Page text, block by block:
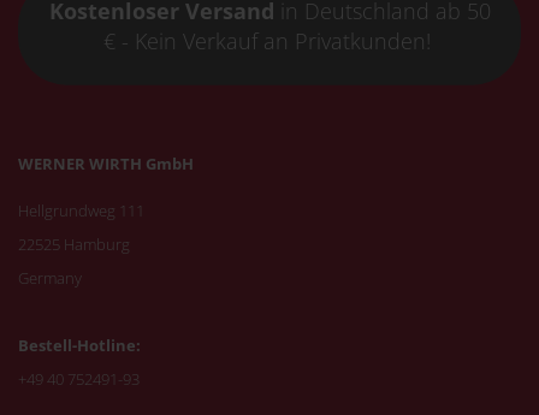
Kostenloser Versand in Deutschland ab 50
€ - Kein Verkauf an Privatkunden!
WERNER WIRTH GmbH
Hellgrundweg 111
22525 Hamburg
Germany
Bestell-Hotline:
+49 40 752491-93